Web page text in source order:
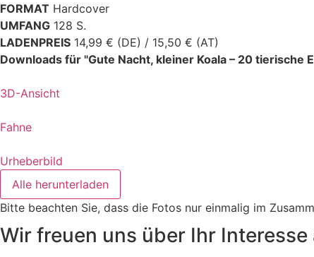
FORMAT Hardcover
UMFANG 128 S.
LADENPREIS 14,99 € (DE) / 15,50 € (AT)
Downloads für "Gute Nacht, kleiner Koala – 20 tierische
3D-Ansicht
Fahne
Urheberbild
Alle herunterladen
Bitte beachten Sie, dass die Fotos nur einmalig im
Wir freuen uns über Ihr